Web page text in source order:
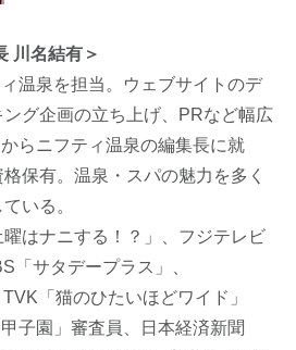
川名結有＞
温泉を担当。ウェブサイトのデ
グ企画の立ち上げ、PRなど幅広
らニフティ温泉の編集長に就
保有。温泉・スパの魅力を多く
いる。
はナニする！？」、フジテレビ
「サタデープラス」、
「猫のひたいほどワイド」
子園」審査員、日本経済新聞